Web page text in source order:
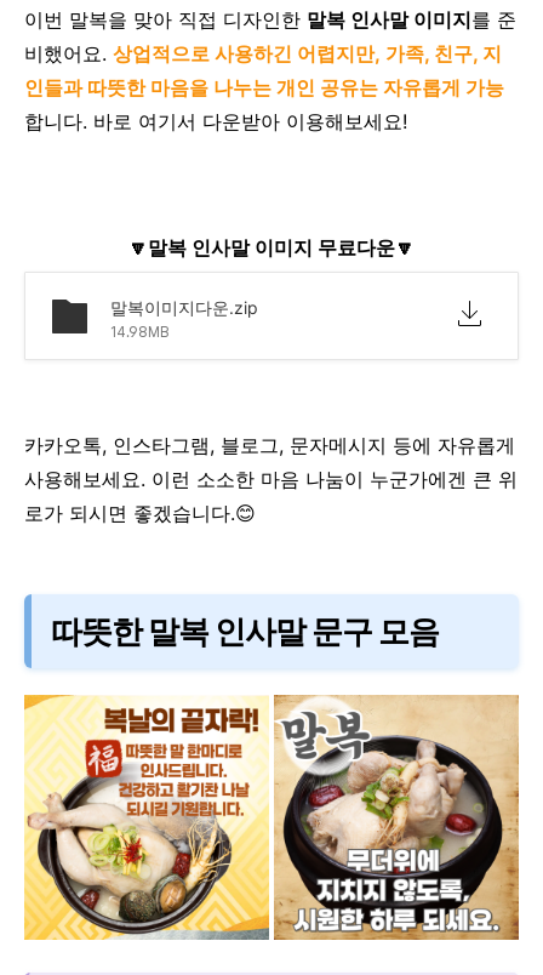
이번 말복을 맞아 직접 디자인한 말복 인사말 이미지를 준
비했어요. 상업적으로 사용하긴 어렵지만, 가족, 친구, 지
인들과 따뜻한 마음을 나누는 개인 공유는 자유롭게 가능
합니다. 바로 여기서 다운받아 이용해보세요!
🔽말복 인사말 이미지 무료다운🔽
말복이미지다운.zip
14.98MB
카카오톡, 인스타그램, 블로그, 문자메시지 등에 자유롭게
사용해보세요. 이런 소소한 마음 나눔이 누군가에겐 큰 위
로가 되시면 좋겠습니다.😊
따뜻한 말복 인사말 문구 모음